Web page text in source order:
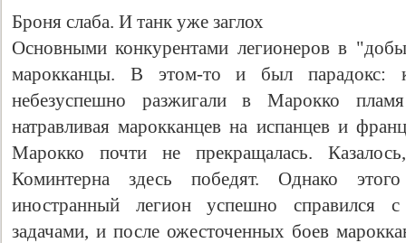
Броня слаба. И танк уже заглох
Основными конкурентами легионеров в
марокканцы. В этом-то и был парадокс:
небезуспешно разжигали в Марокко
натравливая марокканцев на испанцев и
Марокко почти не прекращалась.
Коминтерна здесь победят. Однако
иностранный легион успешно справился
задачами, и после ожесточенных боев